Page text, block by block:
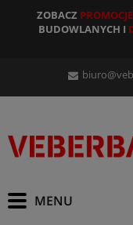
ZOBACZ PROMOCJE
BUDOWLANYCH I